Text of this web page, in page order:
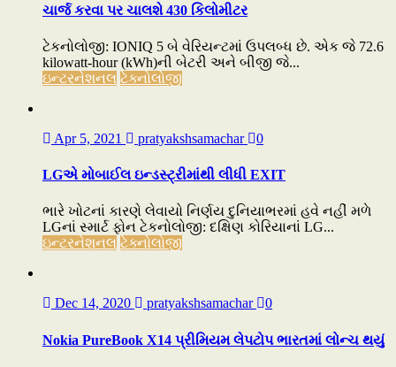
ચાર્જ કરવા પર ચાલશે 430 કિલોમીટર
ટેકનોલોજી: IONIQ 5 બે વેરિયન્ટમાં ઉપલબ્ધ છે. એક જે 72.6
kilowatt-hour (kWh)ની બેટરી અને બીજી જે...
ઇન્ટરનેશનલ ટેક્નોલોજી
Apr 5, 2021 pratyakshsamachar 0
LGએ મોબાઈલ ઇન્ડસ્ટ્રીમાંથી લીધી EXIT
ભારે ખોટનાં કારણે લેવાયો નિર્ણય દુનિયાભરમાં હવે નહીં મળે
LGનાં સ્માર્ટ ફોન ટેકનોલોજી: દક્ષિણ કોરિયાનાં LG...
ઇન્ટરનેશનલ ટેક્નોલોજી
Dec 14, 2020 pratyakshsamachar 0
Nokia PureBook X14 પ્રીમિયમ લેપટોપ ભારતમાં લોન્ચ થયું